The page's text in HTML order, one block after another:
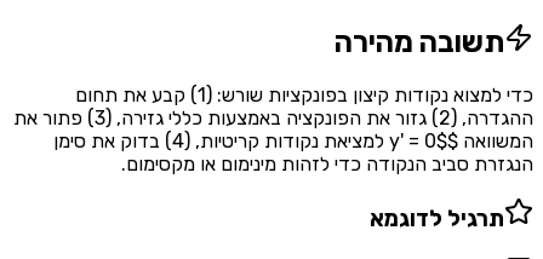
תשובה מהירה
כדי למצוא נקודות קיצון בפונקציות שורש: (1) קבע את תחום
ההגדרה, (2) גזור את הפונקציה באמצעות כללי גזירה, (3) פתור את
המשוואה $y' = 0$ למציאת נקודות קריטיות, (4) בדוק את סימן
הנגזרת סביב הנקודה כדי לזהות מינימום או מקסימום.
תרגיל לדוגמא